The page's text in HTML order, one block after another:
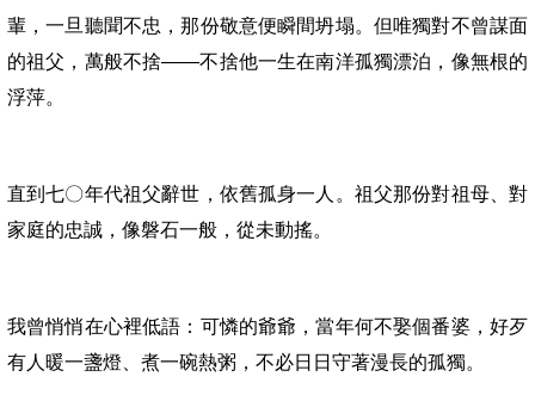
輩，一旦聽聞不忠，那份敬意便瞬間坍塌。但唯獨對不曾謀面
的祖父，萬般不捨——不捨他一生在南洋孤獨漂泊，像無根的
浮萍。
直到七〇年代祖父辭世，依舊孤身一人。祖父那份對祖母、對
家庭的忠誠，像磐石一般，從未動搖。
我曾悄悄在心裡低語：可憐的爺爺，當年何不娶個番婆，好歹
有人暖一盞燈、煮一碗熱粥，不必日日守著漫長的孤獨。